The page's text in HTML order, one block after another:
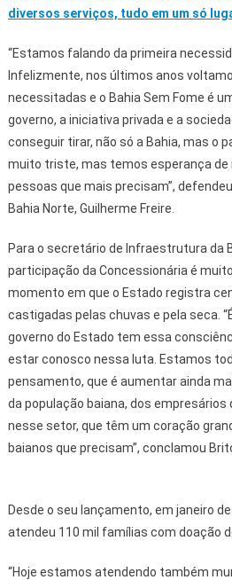
diversos serviços, tudo em um só
“Estamos falando da primeira
Infelizmente, nos últimos anos
necessitadas e o Bahia Sem Fome é
governo, a iniciativa privada e a
conseguir tirar, não só a Bahia, mas o
muito triste, mas temos esperança de
pessoas que mais precisam”,
Bahia Norte, Guilherme Freire.
Para o secretário de Infraestrutura da
participação da Concessionária é
momento em que o Estado registra
castigadas pelas chuvas e pela seca.
governo do Estado tem essa
estar conosco nessa luta. Estamos
pensamento, que é aumentar ainda
da população baiana, dos
nesse setor, que têm um coração
baianos que precisam”, conclamou
Desde o seu lançamento, em janeiro
atendeu 110 mil famílias com doação
“Hoje estamos atendendo também